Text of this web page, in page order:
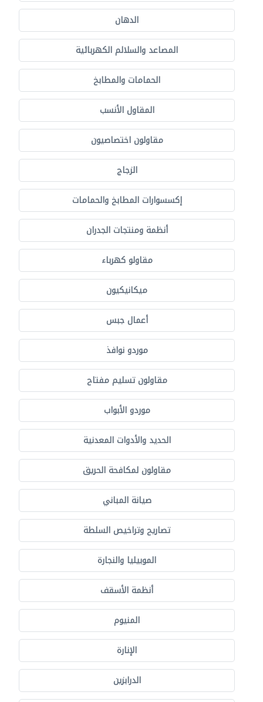
الدهان
المصاعد والسلالم الكهربائية
الحمامات والمطابخ
المقاول الأنسب
مقاولون اختصاصيون
الزجاج
إكسسوارات المطابخ والحمامات
أنظمة ومنتجات الجدران
مقاولو كهرباء
ميكانيكيون
أعمال جبس
موردو نوافذ
مقاولون تسليم مفتاح
موردو الأبواب
الحديد والأدوات المعدنية
مقاولون لمكافحة الحريق
صيانة المباني
تصاريح وتراخيص السلطة
الموبيليا والنجارة
أنظمة الأسقف
المنيوم
الإنارة
الدرابزين